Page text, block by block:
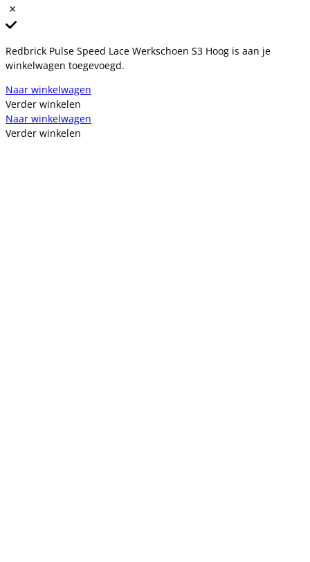
Redbrick Pulse Speed Lace Werkschoen S3 Hoog is aan je
winkelwagen toegevoegd.
Naar winkelwagen
Verder winkelen
Naar winkelwagen
Verder winkelen